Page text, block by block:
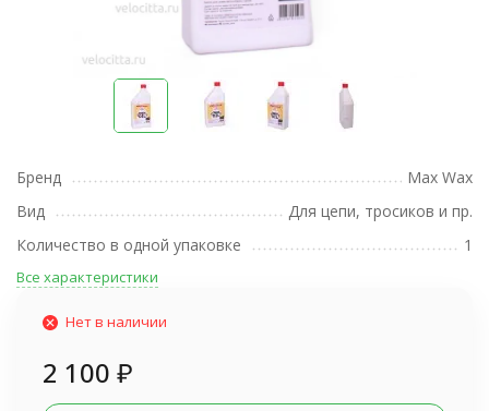
Бренд
Max Wax
Вид
Для цепи, тросиков и пр.
Количество в одной упаковке
1
Все характеристики
Нет в наличии
2 100 ₽